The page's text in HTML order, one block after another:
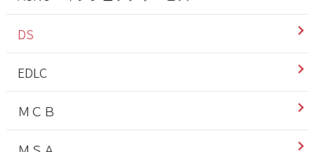
DS
EDLC
ＭＣＢ